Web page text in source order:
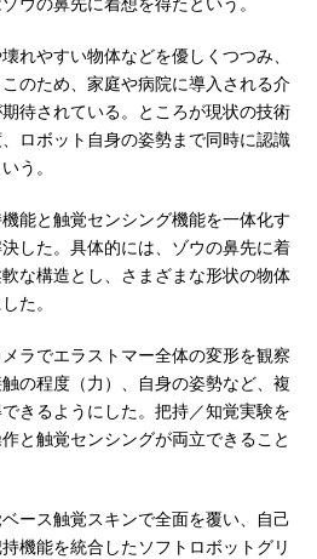
れやすい物体などを優しくつつみ、
のため、家庭や病院に導入される介
待されている。ところが現状の技術
ロボット自身の姿勢まで同時に認識
う。
能と触覚センシング機能を一体化す
した。具体的には、ゾウの鼻先に着
な構造とし、さまざまな形状の物体
た。
ラでエラストマー全体の変形を観察
の程度（力）、自身の姿勢など、複
きるようにした。把持／知覚実験を
と触覚センシングが両立できること
ース触覚スキンで全面を覆い、自己
機能を統合したソフトロボットグリ